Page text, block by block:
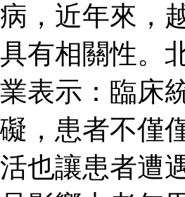
病，近年來，
具有相關性。
業表示：臨床
礙，患者不僅
活也讓患者遭